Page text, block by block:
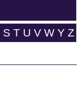
S T U V W Y Z